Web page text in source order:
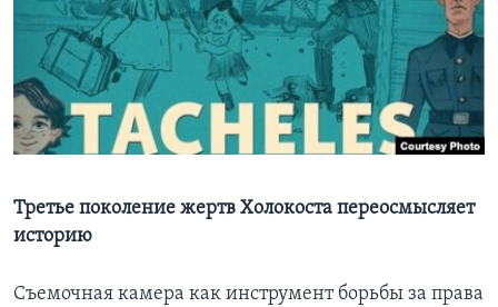
Learning English
СОЦИАЛЬНЫЕ СЕТИ
Языки
Третье поколение жертв Холокоста переосмысляет
историю
Съемочная камера как инструмент борьбы за права